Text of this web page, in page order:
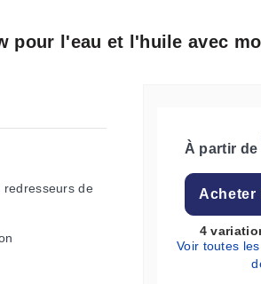
pour l'eau et l'huile avec
redresseurs de
À partir de
Acheter
4
Voir toutes